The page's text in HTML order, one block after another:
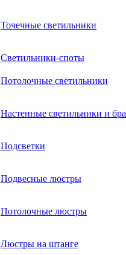
Точечные светильники
Светильники-споты
Потолочные светильники
Настенные светильники и бра
Подсветки
Подвесные люстры
Потолочные люстры
Люстры на штанге